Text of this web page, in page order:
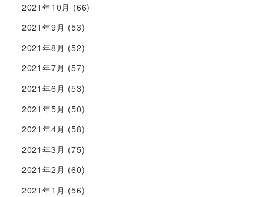
2021年10月 (66)
2021年9月 (53)
2021年8月 (52)
2021年7月 (57)
2021年6月 (53)
2021年5月 (50)
2021年4月 (58)
2021年3月 (75)
2021年2月 (60)
2021年1月 (56)